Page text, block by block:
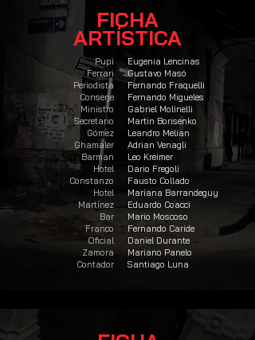
FICHA
ARTÍSTICA
Pupi
Ferrari
Periodista
Conserje
Ministro
Secretario
Gómez
Ghamaler
Barman
Hotel
Constanzo
Hotel
Martínez
Bar
Franco
Oficial
Zamora
Contador
Eugenia Lencinas
Gustavo Masó
Fernando Fraquelli
Fernando Migueles
Gabriel Molinelli
Martin Borisenko
Leandro Melian
Adrian Venagli
Leo Kreimer
Dario Fregoli
Fausto Collado
Mariana Barrandeguy
Eduardo Coacci
Mario Moscoso
Fernando Caride
Daniel Durante
Mariano Panelo
Santiago Luna